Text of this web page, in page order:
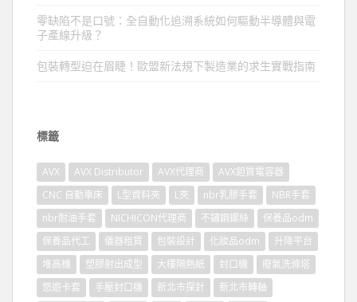
零缺陷不是口號：全自動化追溯系統如何驅動半導體與電
子產線升級？
包裝轉型迫在眉睫！歐盟新法規下製造業的求生實戰指南
標籤
AVX AVX Distributor AVX代理商
AVX鉭質電容器
CNC 自動車床
L型資料夾 L夾 nbr乳膠手套
NBR手套
nbr耐油手套
NICHICON代理商 不鏽鋼螺絲
保養品odm
保養品代工
儀器租賃 包裝設計 化妝品odm
升降平台
堆高機
塑膠射出成型 大樓隔熱紙 封口機
廢氣洗滌塔
悠遊卡套
手壓封口機 新北市探針
新北市轉軸